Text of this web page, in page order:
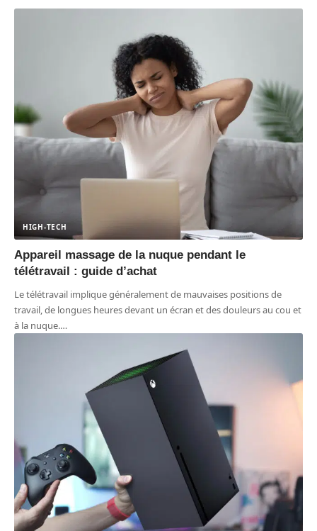
HIGH-TECH
Appareil massage de la nuque pendant le
télétravail : guide d’achat
Le télétravail implique généralement de mauvaises positions de
travail, de longues heures devant un écran et des douleurs au cou et
à la nuque.…